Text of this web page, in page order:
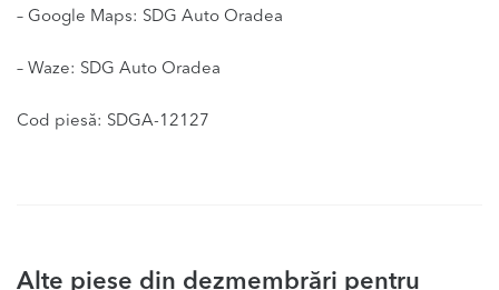
– Google Maps: SDG Auto Oradea
– Waze: SDG Auto Oradea
Cod piesă: SDGA-12127
Alte piese din dezmembrări pentru